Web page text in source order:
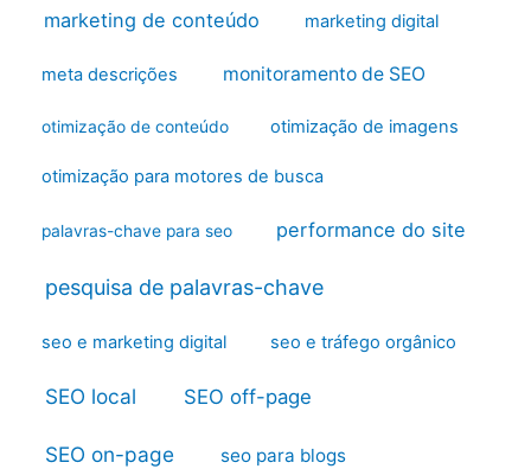
marketing de conteúdo marketing digital
meta descrições monitoramento de SEO
otimização de conteúdo otimização de imagens
otimização para motores de busca
palavras-chave para seo performance do site
pesquisa de palavras-chave
seo e marketing digital seo e tráfego orgânico
SEO local SEO off-page
SEO on-page seo para blogs